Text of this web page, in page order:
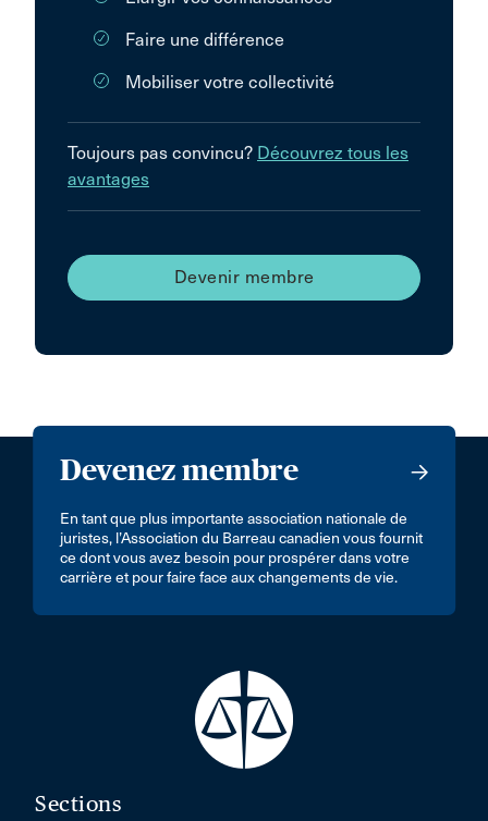
Faire une différence
Mobiliser votre collectivité
Toujours pas convincu? Découvrez tous les
avantages
Devenir membre
Devenez membre
En tant que plus importante association nationale de
juristes, l’Association du Barreau canadien vous fournit
ce dont vous avez besoin pour prospérer dans votre
carrière et pour faire face aux changements de vie.
Sections